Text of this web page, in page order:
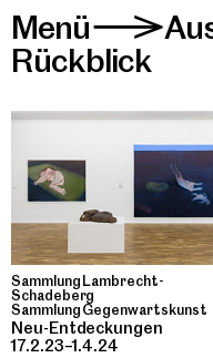
Menü>
Rückblick
Sammlung Lambrecht-
Schadeberg
Sammlung Gegenwartskunst
Neu-Entdeckungen
17.2.23–1.4.24